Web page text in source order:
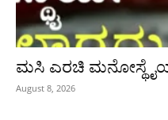
ಮಸಿ ಎರಚಿ ಮನೋಸ್ಥೈರ್ಯ
August 8, 2026